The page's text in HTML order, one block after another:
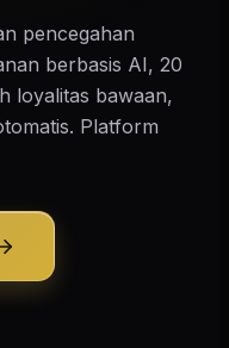
pencegahan
berbasis AI, 20
loyalitas bawaan,
Platform